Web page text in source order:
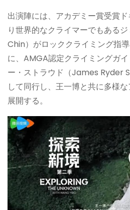
出演陣には、アカデミー賞受賞
り世界的なクライマーでもある
Chin）がロッククライミング指
に、AMGA認定クライミングガ
ー・ストラウド（James Ryder
して同行し、王一博と共に多様
展開する。